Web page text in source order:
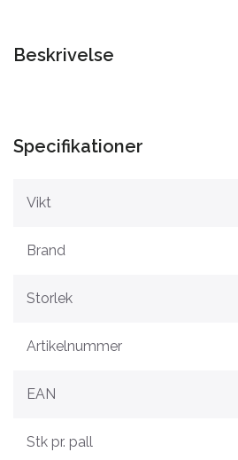
Beskrivelse
Specifikationer
Vikt
Brand
Storlek
Artikelnummer
EAN
Stk pr. pall